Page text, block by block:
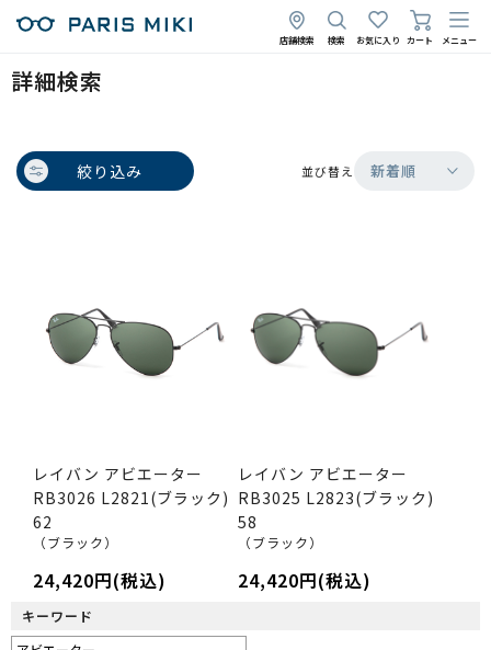
店舗検索 検索 お気に入り カート メニュー
詳細検索
絞り込み 並び替え 新着順
レイバン アビエーター
RB3026 L2821(ブラック)
62
（ブラック）
24,420円(税込)
レイバン アビエーター
RB3025 L2823(ブラック)
58
（ブラック）
24,420円(税込)
キーワード